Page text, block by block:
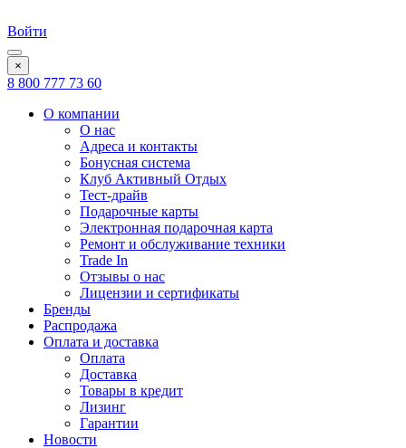
Войти
×
8 800 777 73 60
О компании
О нас
Адреса и контакты
Бонусная система
Клуб Активный Отдых
Тест-драйв
Подарочные карты
Электронная подарочная карта
Ремонт и обслуживание техники
Trade In
Отзывы о нас
Лицензии и сертификаты
Бренды
Распродажа
Оплата и доставка
Оплата
Доставка
Товары в кредит
Лизинг
Гарантии
Новости